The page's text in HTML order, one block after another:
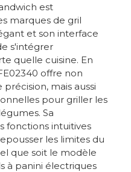
est
marques de gril
et son interface
s'intégrer
quelle cuisine. En
offre non
mais aussi
pour griller les
Sa
fonctions intuitives
les limites du
que soit le modèle
à panini électriques